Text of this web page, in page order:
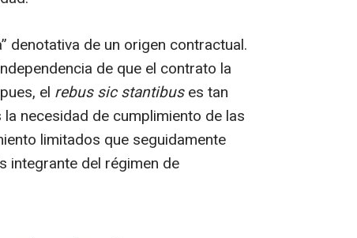
denotativa de un origen contractual.
de que el contrato la
el rebus sic stantibuses tan
necesidad de cumplimiento de las
limitados que seguidamente
integrante del régimen de